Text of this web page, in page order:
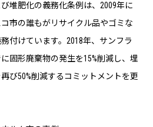
堆肥化の義務化条例は、2009年に
市の誰もがリサイクル品やゴミな
付けています。2018年、サンフラ
固形廃棄物の発生を15%削減し、埋
び50%削減するコミットメントを更